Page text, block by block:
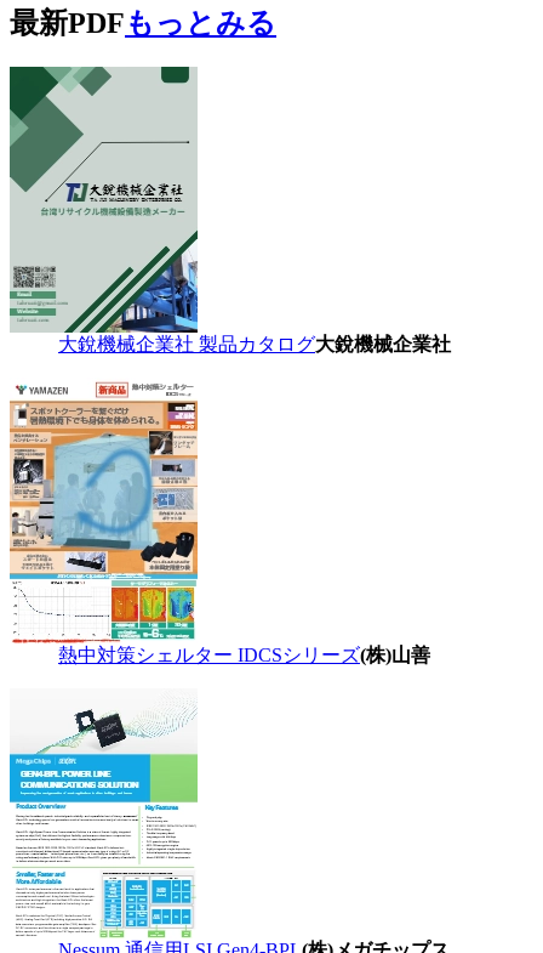
最新PDFもっとみる
大銳機械企業社 製品カタログ大銳機械企業社
熱中対策シェルター IDCSシリーズ(株)山善